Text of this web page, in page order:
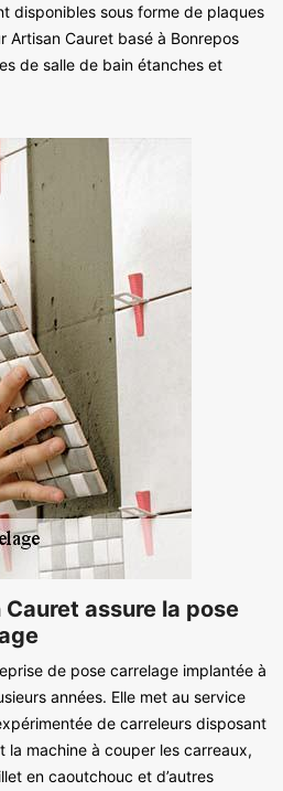
disponibles sous forme de plaques
Artisan Cauret basé à Bonrepos
de salle de bain étanches et
assure la pose
de pose carrelage implantée à
années. Elle met au service
de carreleurs disposant
la machine à couper les carreaux,
en caoutchouc et d’autres